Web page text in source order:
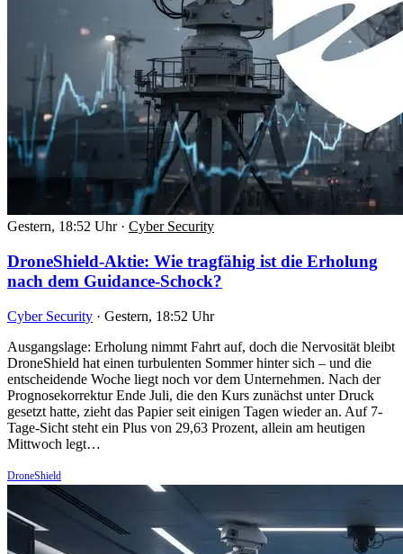
Gestern, 18:52 Uhr · Cyber Security
DroneShield-Aktie: Wie tragfähig ist die Erholung
nach dem Guidance-Schock?
Cyber Security · Gestern, 18:52 Uhr
Ausgangslage: Erholung nimmt Fahrt auf, doch die Nervosität bleibt
DroneShield hat einen turbulenten Sommer hinter sich – und die
entscheidende Woche liegt noch vor dem Unternehmen. Nach der
Prognosekorrektur Ende Juli, die den Kurs zunächst unter Druck
gesetzt hatte, zieht das Papier seit einigen Tagen wieder an. Auf 7-
Tage-Sicht steht ein Plus von 29,63 Prozent, allein am heutigen
Mittwoch legt…
DroneShield